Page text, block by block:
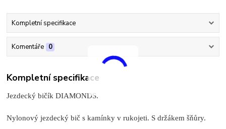
Kompletní specifikace
Komentáře 0
Kompletní specifikace
Jezdecký bičík DIAMONDS.
Nylonový jezdecký bič s kamínky v rukojeti. S držákem šňůry.